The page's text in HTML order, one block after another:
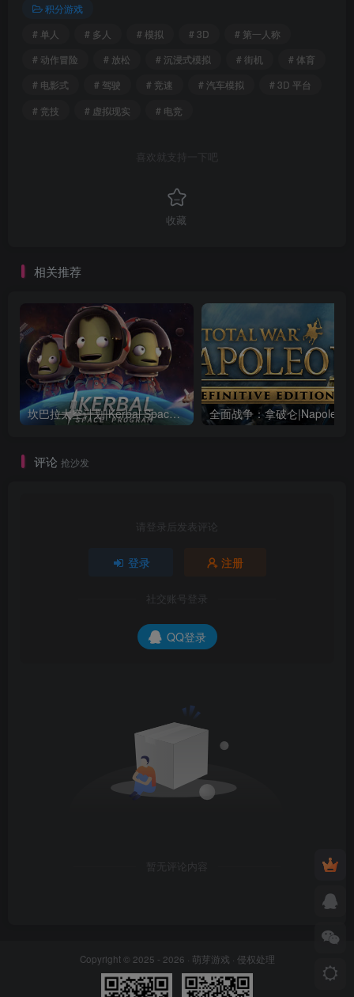
积分游戏
# 单人
# 多人 # 模拟 # 3D
# 第一人称
# 动作冒险
# 放松 # 沉浸式模拟 # 街机
# 体育
# 电影式
# 驾驶 # 竞速 # 汽车模拟
# 3D 平台
# 竞技
# 虚拟现实 # 电竞
喜欢就支持一下吧
收藏
相关推荐
坎巴拉太空计划|Kerbal Space Program|1.12.5.3190|整合全DLC
评论 抢沙发
请登录后发表评论
登录 注册
社交账号登录
QQ登录
暂无评论内容
Copyright © 2025 - 2026 · 萌芽游戏 · 侵权处理